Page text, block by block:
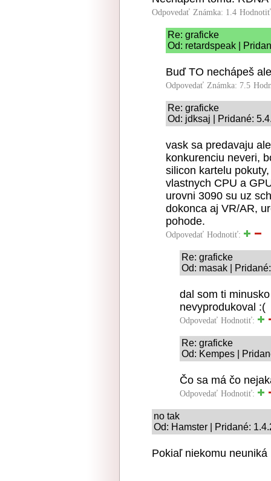
Odpovedať Známka: 1.4
Re: graficke
Od: retardspeak |
Buď TO nechápeš
Odpovedať Známka: 7.5
Re: graficke
Od: jdksaj | Pridané:
vask sa predavaju
konkurenciu neveri,
silicon kartelu
vlastnych CPU a
urovni 3090 su uz
dokonca aj VR/AR,
pohode.
Odpovedať Hodnotiť:
Re: graficke
Od: masak |
dal som ti
nevyprodukoval :(
Odpovedať Hodnotiť:
Re: graficke
Od: Kempes |
Čo sa má čo
Odpovedať Hodnotiť:
no tak
Od: Hamster | Pridané:
Pokiaľ niekomu